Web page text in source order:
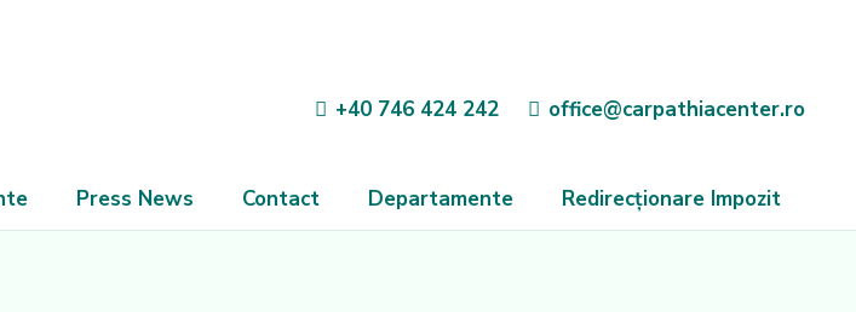
+40 746 424 242 office@carpathiacenter.ro
Press News Contact Departamente Redirecționare Impozit